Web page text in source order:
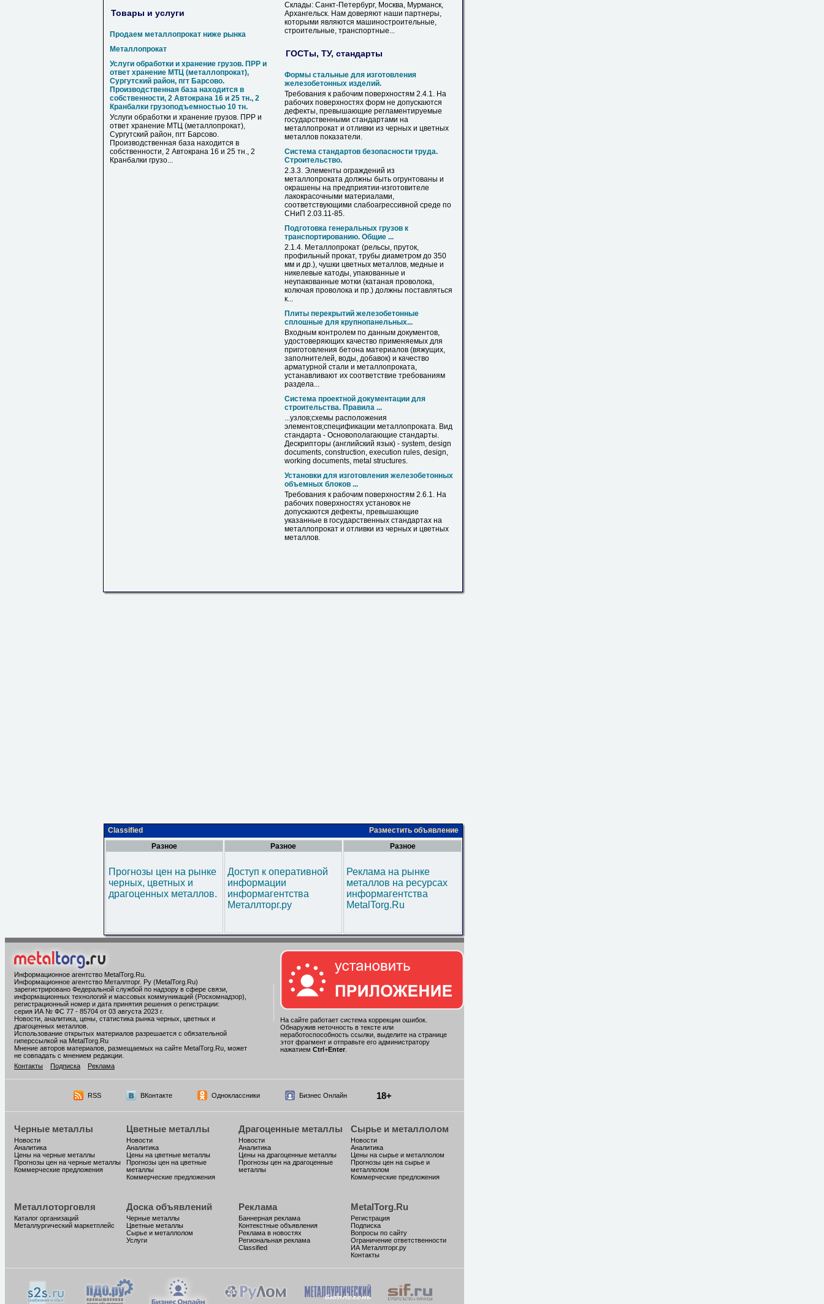
Товары и услуги
Продаем металлопрокат ниже рынка
Металлопрокат
Услуги обработки и хранение грузов. ПРР и
ответ хранение МТЦ (металлопрокат),
Сургутский район, пгт Барсово.
Производственная база находится в
собственности, 2 Автокрана 16 и 25 тн., 2
Кранбалки грузоподъемностью 10 тн.
Услуги обработки и хранение грузов. ПРР и
ответ хранение МТЦ (металлопрокат),
Сургутский район, пгт Барсово.
Производственная база находится в
собственности, 2 Автокрана 16 и 25 тн., 2
Кранбалки грузо...
Склады: Санкт-Петербург, Москва, Мурманск,
Архангельск. Нам доверяют наши партнеры,
которыми являются машиностроительные,
строительные, транспортные...
ГОСТы, ТУ, стандарты
Формы стальные для изготовления
железобетонных изделий.
Требования к рабочим поверхностям 2.4.1. На
рабочих поверхностях форм не допускаются
дефекты, превышающие регламентируемые
государственными стандартами на
металлопрокат и отливки из черных и цветных
металлов показатели.
Система стандартов безопасности труда.
Строительство.
2.3.3. Элементы ограждений из
металлопроката должны быть огрунтованы и
окрашены на предприятии-изготовителе
лакокрасочными материалами,
соответствующими слабоагрессивной среде по
СНиП 2.03.11-85.
Подготовка генеральных грузов к
транспортированию. Общие ...
2.1.4. Металлопрокат (рельсы, пруток,
профильный прокат, трубы диаметром до 350
мм и др.), чушки цветных металлов, медные и
никелевые катоды, упакованные и
неупакованные мотки (катаная проволока,
колючая проволока и пр.) должны поставляться
к...
Плиты перекрытий железобетонные
сплошные для крупнопанельных...
Входным контролем по данным документов,
удостоверяющих качество применяемых для
приготовления бетона материалов (вяжущих,
заполнителей, воды, добавок) и качество
арматурной стали и металлопроката,
устанавливают их соответствие требованиям
раздела...
Система проектной документации для
строительства. Правила ...
...узлов;схемы расположения
элементов;спецификации металлопроката. Вид
стандарта - Основополагающие стандарты.
Дескрипторы (английский язык) - system, design
documents, construction, execution rules, design,
working documents, metal structures.
Установки для изготовления железобетонных
объемных блоков ...
Требования к рабочим поверхностям 2.6.1. На
рабочих поверхностях установок не
допускаются дефекты, превышающие
указанные в государственных стандартах на
металлопрокат и отливки из черных и цветных
металлов.
Classified
Разместить объявление
Разное
Прогнозы цен на рынке
черных, цветных и
драгоценных металлов.
Разное
Доступ к оперативной
информации
информагентства
Металлторг.ру
Разное
Реклама на рынке
металлов на ресурсах
информагентства
MetalTorg.Ru
Информационное агентство MetalTorg.Ru
Информационное агентство Металлторг. Ру (MetalTorg.Ru)
зарегистрировано Федеральной службой по надзору в сфере связи,
информационных технологий и массовых коммуникаций (Роскомнадзор),
регистрационный номер и дата принятия решения о регистрации:
серия ИА № ФС 77 - 85704 от 03 августа 2023 г.
Новости, аналитика, цены, статистика рынка черных, цветных и
драгоценных металлов.
Использование открытых материалов разрешается с обязательной
гиперссылкой на MetalTorg.Ru
Мнение авторов материалов, размещаемых на сайте MetalTorg.Ru, может
не совпадать с мнением редакции.
Контакты
Подписка Реклама
На сайте работает система коррекции ошибок.
Обнаружив неточность в тексте или
неработоспособность ссылки, выделите на странице
этот фрагмент и отправьте его администратору
нажатием Ctrl +Enter.
RSS ВКонтакте Одноклассники Бизнес Онлайн 18+
Черные металлы
Новости
Аналитика
Цены на черные металлы
Прогнозы цен на черные металлы
Коммерческие предложения
Цветные металлы
Новости
Аналитика
Цены на цветные металлы
Прогнозы цен на цветные
металлы
Коммерческие предложения
Драгоценные металлы
Новости
Аналитика
Цены на драгоценные металлы
Прогнозы цен на драгоценные
металлы
Сырье и металлолом
Новости
Аналитика
Цены на сырье и металлолом
Прогнозы цен на сырье и
металлолом
Коммерческие предложения
Металлоторговля
Каталог организаций
Металлургический маркетплейс
Доска объявлений
Черные металлы
Цветные металлы
Сырье и металлолом
Услуги
Реклама
Баннерная реклама
Контекстные объявления
Реклама в новостях
Региональная реклама
Classified
MetalTorg.Ru
Регистрация
Подписка
Вопросы по сайту
Ограничение ответственности
ИА Металлторг.ру
Контакты